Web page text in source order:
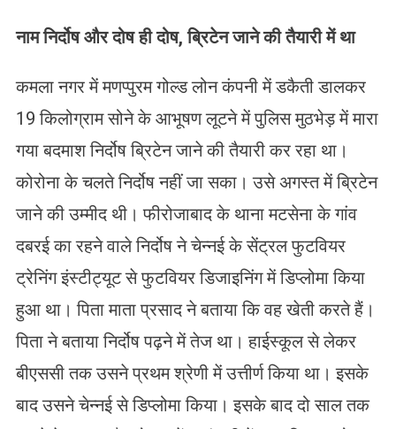
नाम निर्दोष और दोष ही दोष, ब्रिटेन जाने की तैयारी में था
कमला नगर में मणप्पुरम गोल्ड लोन कंपनी में डकैती डालकर
19 किलोग्राम सोने के आभूषण लूटने में पुलिस मुठभेड़ में मारा
गया बदमाश निर्दोष ब्रिटेन जाने की तैयारी कर रहा था।
कोरोना के चलते निर्दोष नहीं जा सका। उसे अगस्त में ब्रिटेन
जाने की उम्मीद थी। फीरोजाबाद के थाना मटसेना के गांव
दबरई का रहने वाले निर्दोष ने चेन्नई के सेंट्रल फुटवियर
ट्रेनिंग इंस्टीट्यूट से फुटवियर डिजाइनिंग में डिप्लोमा किया
हुआ था। पिता माता प्रसाद ने बताया कि वह खेती करते हैं।
पिता ने बताया निर्दोष पढ़ने में तेज था। हाईस्कूल से लेकर
बीएससी तक उसने प्रथम श्रेणी में उत्तीर्ण किया था। इसके
बाद उसने चेन्नई से डिप्लोमा किया। इसके बाद दो साल तक